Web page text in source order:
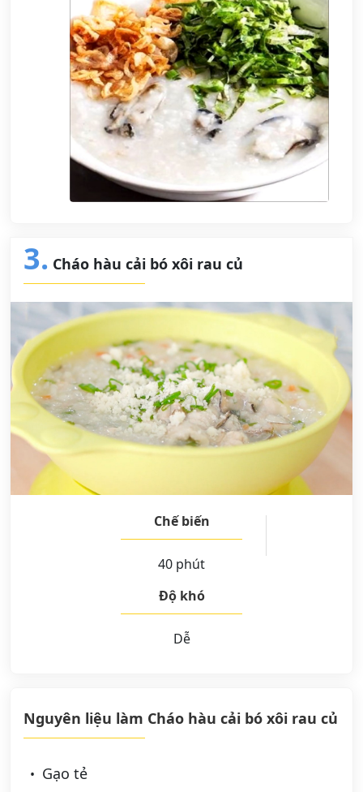
3. Cháo hàu cải bó xôi rau củ
Chế biến
40 phút
Độ khó
Dễ
Nguyên liệu làm Cháo hàu cải bó xôi rau củ
Gạo tẻ